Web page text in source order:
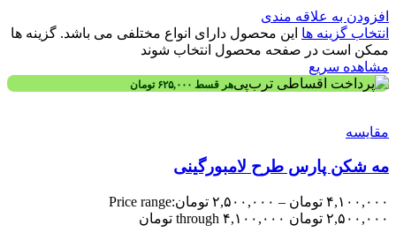
افزودن به علاقه مندی
انتخاب گزینه ها این محصول دارای انواع مختلفی می باشد. گزینه ها
ممکن است در صفحه محصول انتخاب شوند
مشاهده سریع
هر قسط ۶۲۵,۰۰۰ تومان
مقایسه
مه شکن پارس طرح لامبورگینی
۴,۱۰۰,۰۰۰ تومان – ۲,۵۰۰,۰۰۰ تومانPrice range:
۲,۵۰۰,۰۰۰ تومان through ۴,۱۰۰,۰۰۰ تومان